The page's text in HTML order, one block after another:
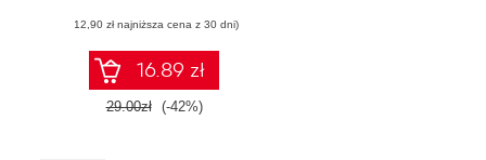
(12,90 zł najniższa cena z 30 dni)
16.89 zł
29.00zł (-42%)